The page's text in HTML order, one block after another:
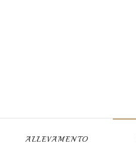
ALLEVAMENTO